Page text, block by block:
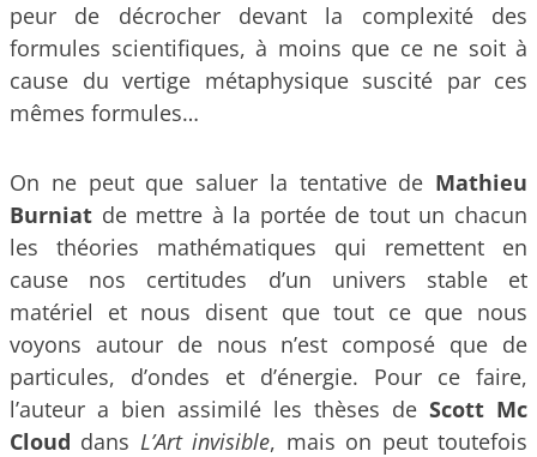
peur de décrocher devant la complexité des
formules scientifiques, à moins que ce ne soit à
cause du vertige métaphysique suscité par ces
mêmes formules…
On ne peut que saluer la tentative de Mathieu
Burniat de mettre à la portée de tout un chacun
les théories mathématiques qui remettent en
cause nos certitudes d’un univers stable et
matériel et nous disent que tout ce que nous
voyons autour de nous n’est composé que de
particules, d’ondes et d’énergie. Pour ce faire,
l’auteur a bien assimilé les thèses de Scott Mc
Cloud dans L’Art invisible, mais on peut toutefois